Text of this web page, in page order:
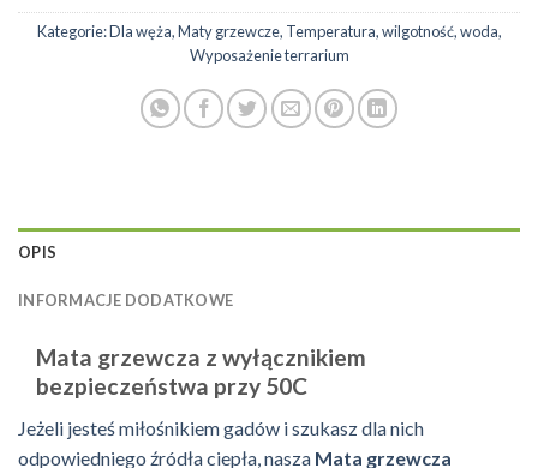
Kategorie:Dla węża,Maty grzewcze, Temperatura, wilgotność, woda,
Wyposażenie terrarium
OPIS
INFORMACJE DODATKOWE
Mata grzewcza z wyłącznikiem
bezpieczeństwa przy 50C
Jeżeli jesteś miłośnikiem gadów i szukasz dla nich
odpowiedniego źródła ciepła, nasza Mata grzewcza